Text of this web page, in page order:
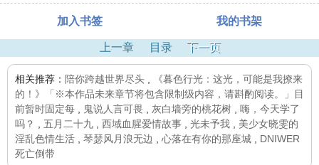
加入书签 我的书架
上一章 目录 下一页
相关推荐： 陪你跨越世界尽头
《暮色行光：这光，可能是我撩来
的！》「※本作品未来章节将包含限制级内容，请斟酌阅读。」目
前暂时固定每
鬼说人言可畏 灰白墙旁的桃花树
嗨，今天学了
吗？
五月二十九 西域血腥爱情故事 光未予我
美少女晓雯的
淫乱色情生活
琴瑟风月浪无边 心落在有你的那座城
DNIWER
死亡倒带